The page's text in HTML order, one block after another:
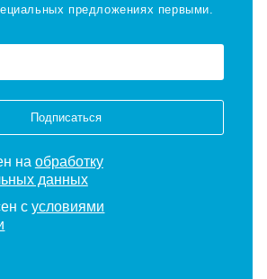
предложениях первыми.
Подписаться
на обработку
данных
сусловиями